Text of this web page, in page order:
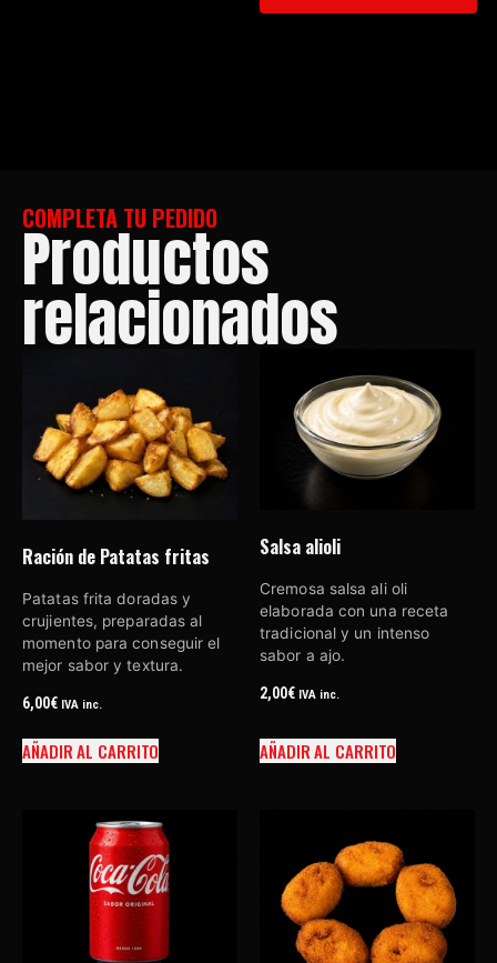
COMPLETA TU PEDIDO
Productos
relacionados
Ración de Patatas fritas
Patatas frita doradas y
crujientes, preparadas al
momento para conseguir el
mejor sabor y textura.
6,00€ IVA inc.
AÑADIR AL CARRITO
Salsa alioli
Cremosa salsa ali oli
elaborada con una receta
tradicional y un intenso
sabor a ajo.
2,00€ IVA inc.
AÑADIR AL CARRITO